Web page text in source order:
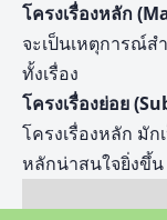
โครงเรื่องหลัก
จะเป็นเหตุการณ์
ทั้งเรื่อง
โครงเรื่องย่อย
โครงเรื่องหลัก มัก
หลักน่าสนใจยิ่งขึ้น